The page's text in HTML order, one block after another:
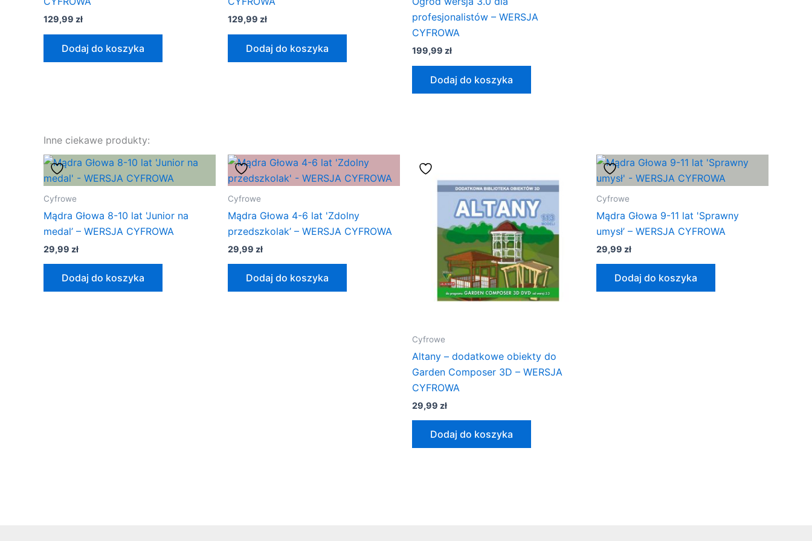
129,99 zł
Dodaj do koszyka
129,99 zł
Dodaj do koszyka
profesjonalistów – WERSJA
CYFROWA
199,99 zł
Dodaj do koszyka
Inne ciekawe produkty:
Cyfrowe
Mądra Głowa 8-10 lat 'Junior na
medal’ – WERSJA CYFROWA
29,99 zł
Dodaj do koszyka
Cyfrowe
Mądra Głowa 4-6 lat 'Zdolny
przedszkolak’ – WERSJA CYFROWA
29,99 zł
Dodaj do koszyka
Cyfrowe
Altany – dodatkowe obiekty do
Garden Composer 3D – WERSJA
CYFROWA
29,99 zł
Dodaj do koszyka
Cyfrowe
Mądra Głowa 9-11 lat 'Sprawny
umysł’ – WERSJA CYFROWA
29,99 zł
Dodaj do koszyka